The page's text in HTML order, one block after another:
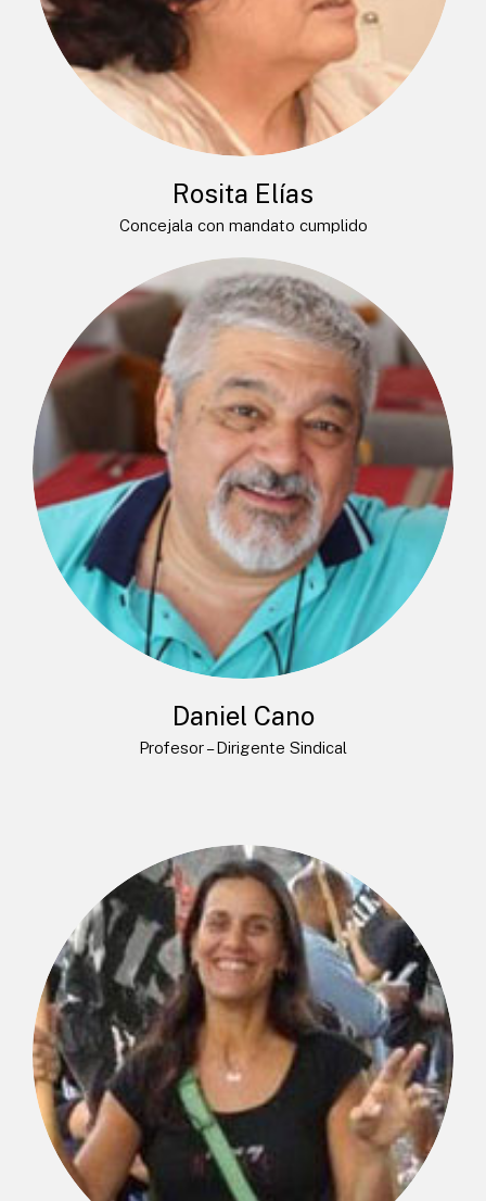
Rosita Elías
Concejala con mandato cumplido
Daniel Cano
Profesor – Dirigente Sindical